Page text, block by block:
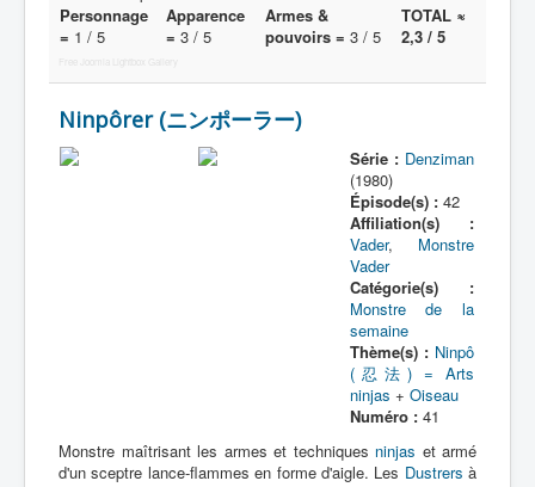
Personnage
= 1 / 5
Apparence
= 3 / 5
Armes &
pouvoirs = 3 / 5
TOTAL ≈
2,3 / 5
Ninpôrer (ニンポーラー)
Série : Denziman
(1980)
Épisode(s) :42
Affiliation(s) :
Vader, Monstre
Vader
Catégorie(s) :
Monstre de la
semaine
Thème(s) : Ninpô
(忍法) = Arts
ninjas + Oiseau
Numéro :41
Monstre maîtrisant les armes et techniques ninjas et armé
d'un sceptre lance-flammes en forme d'aigle. Les Dustrers à